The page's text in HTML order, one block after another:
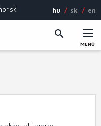
hu sk en
MENÜ